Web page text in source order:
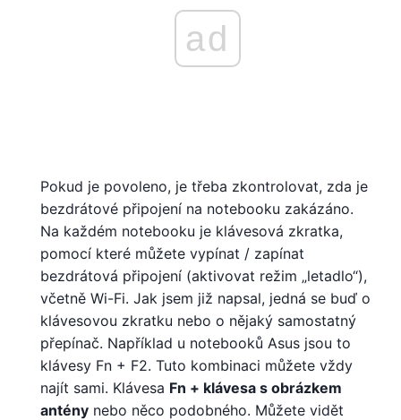
ad
Pokud je povoleno, je třeba zkontrolovat, zda je
bezdrátové připojení na notebooku zakázáno.
Na každém notebooku je klávesová zkratka,
pomocí které můžete vypínat / zapínat
bezdrátová připojení (aktivovat režim „letadlo“),
včetně Wi-Fi. Jak jsem již napsal, jedná se buď o
klávesovou zkratku nebo o nějaký samostatný
přepínač. Například u notebooků Asus jsou to
klávesy Fn + F2. Tuto kombinaci můžete vždy
najít sami. Klávesa Fn + klávesa s obrázkem
antény nebo něco podobného. Můžete vidět